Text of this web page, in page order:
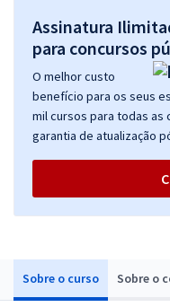
Sobre o curso Sobre o
Assinatura
para concursos
O melhor custo
benefício para os seus
mil cursos para todas
garantia de atualização